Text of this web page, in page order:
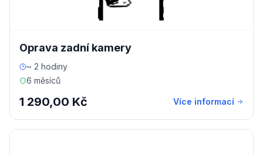
Oprava zadní kamery
~ 2 hodiny
6 měsíců
1 290,00 Kč Více informací